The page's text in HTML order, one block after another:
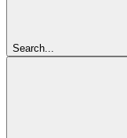
Search...